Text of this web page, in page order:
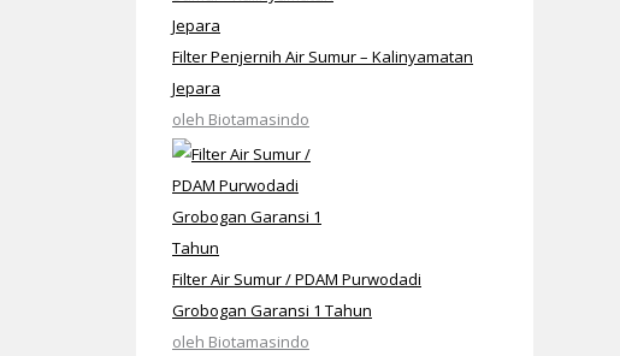
Filter Penjernih Air Sumur – Kalinyamatan
Jepara
oleh Biotamasindo
Filter Air Sumur / PDAM Purwodadi
Grobogan Garansi 1 Tahun
oleh Biotamasindo